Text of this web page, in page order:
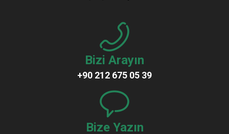
Bizi Arayın
+90 212 675 05 39
Bize Yazın